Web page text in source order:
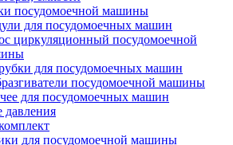
посудомоечной машины
для посудомоечных машин
циркуляционный посудомоечной
для посудомоечных машин
посудомоечной машины
для посудомоечных машин
давления
для посудомоечной машины